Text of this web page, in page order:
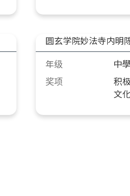
圆玄学院妙法寺内明
年级
中學
奖项
积
文